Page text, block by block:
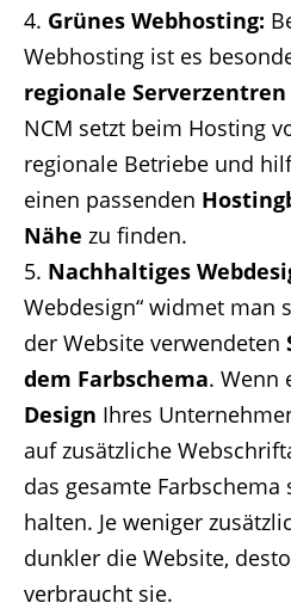
Grünes Webhosting:
Webhosting ist es
regionale Serverzentren
NCM setzt beim Hosting
regionale Betriebe und
einen passenden
Nähe zu finden.
Nachhaltiges
Webdesign“ widmet man
der Website verwendeten
dem Farbschema. Wenn
Design Ihres
auf zusätzliche
das gesamte
halten. Je weniger
dunkler die Website,
verbraucht sie.